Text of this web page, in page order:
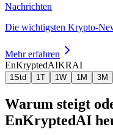
Nachrichten
Die wichtigsten Krypto-
Mehr erfahren
EnKryptedAIKRAI
1Std 1T 1W 1M 3M
Warum steigt
EnKryptedAI